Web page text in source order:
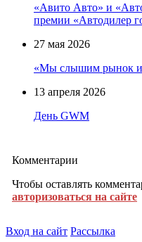
«Авито Авто» и
премии «Автодилер
27 мая 2026
«Мы слышим рынок и
13 апреля 2026
День GWM
Комментарии
Чтобы оставлять
авторизоваться на сайте
Вход на сайт Рассылка